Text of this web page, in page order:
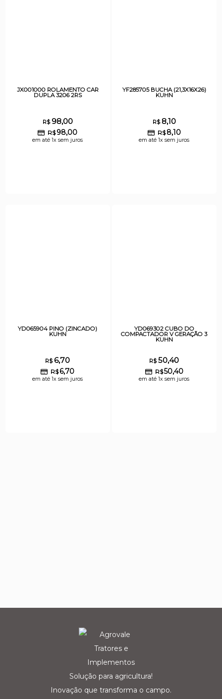
JX001000 ROLAMENTO CAR
DUPLA 3206 2RS
R$98,00
R$98,00
em até 1x sem juros
YF285705 BUCHA (21,3X16X26)
KUHN
R$8,10
R$ 8,10
em até 1x sem juros
YD065904 PINO (ZINCADO)
KUHN
R$6,70
R$6,70
em até 1x sem juros
YD069302 CUBO DO
COMPACTADOR V GERAÇÃO 3
KUHN
R$50,40
R$50,40
em até 1x sem juros
Solução para agricultura!
Inovação que transforma o campo.